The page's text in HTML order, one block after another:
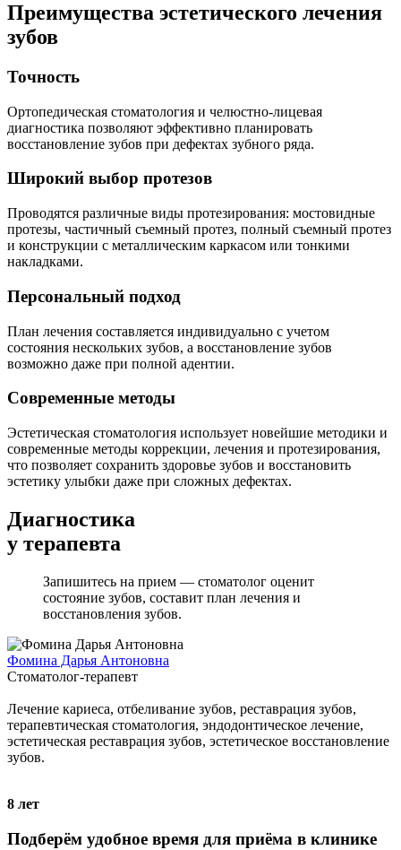
Преимущества эстетического лечения
зубов
Точность
Ортопедическая стоматология и челюстно-лицевая
диагностика позволяют эффективно планировать
восстановление зубов при дефектах зубного ряда.
Широкий выбор протезов
Проводятся различные виды протезирования: мостовидные
протезы, частичный съемный протез, полный съемный протез
и конструкции с металлическим каркасом или тонкими
накладками.
Персональный подход
План лечения составляется индивидуально с учетом
состояния нескольких зубов, а восстановление зубов
возможно даже при полной адентии.
Современные методы
Эстетическая стоматология использует новейшие методики и
современные методы коррекции, лечения и протезирования,
что позволяет сохранить здоровье зубов и восстановить
эстетику улыбки даже при сложных дефектах.
Диагностика
у терапевта
Запишитесь на прием — стоматолог оценит
состояние зубов, составит план лечения и
восстановления зубов.
Фомина Дарья Антоновна
Стоматолог-терапевт
Лечение кариеса, отбеливание зубов, реставрация зубов,
терапевтическая стоматология, эндодонтическое лечение,
эстетическая реставрация зубов, эстетическое восстановление
зубов.
8 лет
Подберём удобное время для приёма в клинике